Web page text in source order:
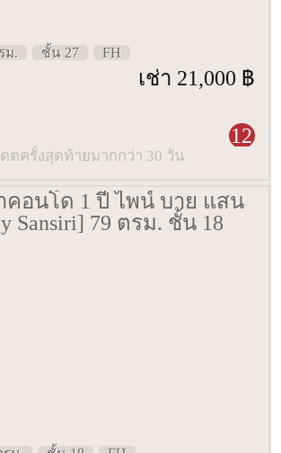
ม. ชั้น 27 FH
เช่า 21,000 ฿
12
ดตครั้งสุดท้ายมากกว่า 30 วัน
าคอนโด 1 ปี ไพน์ บาย แสน
Sansiri] 79 ตรม. ชั้น 18